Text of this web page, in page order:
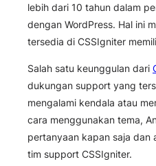
lebih dari 10 tahun dalam
dengan WordPress. Hal ini
tersedia di CSSIgniter
Salah satu keunggulan dari
dukungan support yang
mengalami kendala atau
cara menggunakan tema,
pertanyaan kapan saja dan
tim support CSSIgniter.